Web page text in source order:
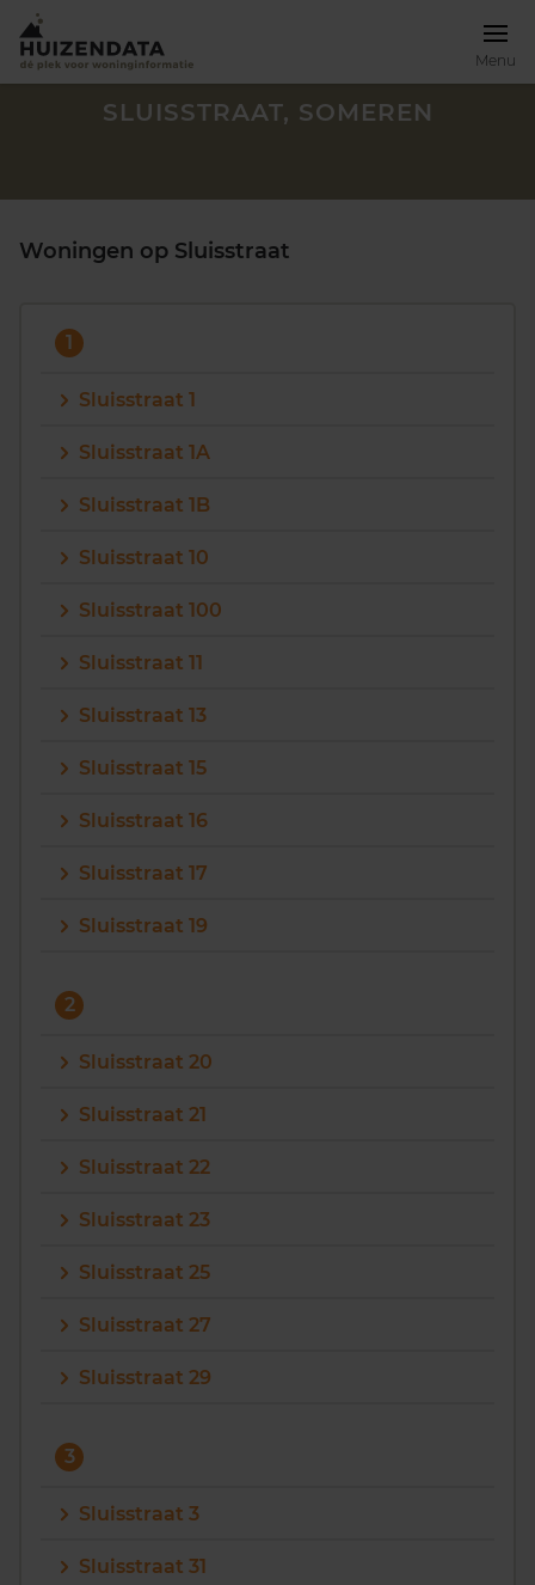
Menu
Maandag t/m vrijdag - 08:00 -18:00
SLUISSTRAAT, SOMEREN
Woningen op Sluisstraat
1
Sluisstraat 1
Sluisstraat 1A
Sluisstraat 1B
Sluisstraat 10
Sluisstraat 100
Sluisstraat 11
Sluisstraat 13
Sluisstraat 15
Sluisstraat 16
Sluisstraat 17
Sluisstraat 19
2
Sluisstraat 20
Sluisstraat 21
Sluisstraat 22
Sluisstraat 23
Sluisstraat 25
Sluisstraat 27
Sluisstraat 29
3
Sluisstraat 3
Sluisstraat 31